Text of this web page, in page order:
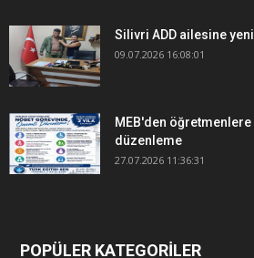
Silivri ADD ailesine
09.07.2026 16:08:01
MEB'den
düzenleme
27.07.2026 11:36:31
POPÜLER KATEGORİLER